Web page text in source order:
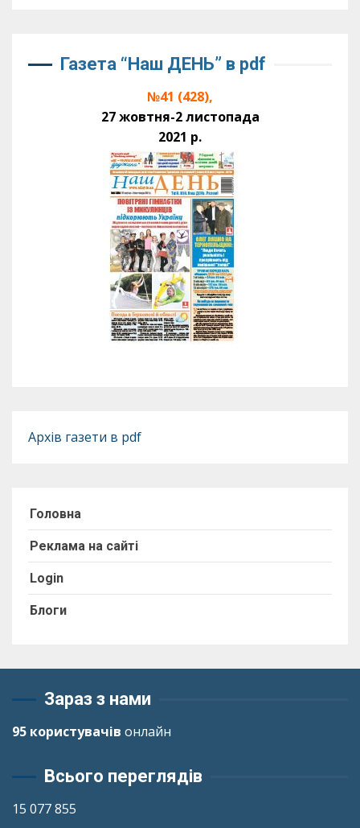
Газета “Наш ДЕНЬ” в pdf
№41 (428),
27 жовтня-2 листопада
2021 р.
Архів газети в pdf
Головна
Реклама на сайті
Login
Блоги
Зараз з нами
95 користувачів онлайн
Всього переглядів
15 077 855